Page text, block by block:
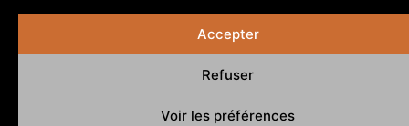
Accepter
Refuser
Voir les préférences